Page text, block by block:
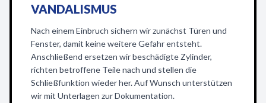
VANDALISMUS
Nach einem Einbruch sichern wir zunächst Türen und
Fenster, damit keine weitere Gefahr entsteht.
Anschließend ersetzen wir beschädigte Zylinder,
richten betroffene Teile nach und stellen die
Schließfunktion wieder her. Auf Wunsch unterstützen
wir mit Unterlagen zur Dokumentation.